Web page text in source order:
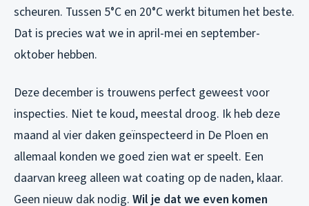
scheuren. Tussen 5°C en 20°C werkt bitumen het beste.
Dat is precies wat we in april-mei en september-
oktober hebben.
Deze december is trouwens perfect geweest voor
inspecties. Niet te koud, meestal droog. Ik heb deze
maand al vier daken geïnspecteerd in De Ploen en
allemaal konden we goed zien wat er speelt. Een
daarvan kreeg alleen wat coating op de naden, klaar.
Geen nieuw dak nodig. Wil je dat we even komen